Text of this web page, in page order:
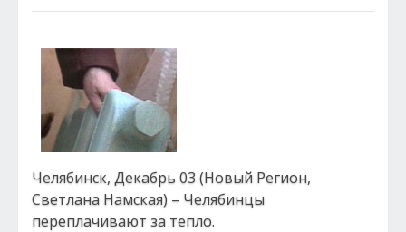
Челябинск, Декабрь 03 (Новый Регион,
Светлана Намская) – Челябинцы
переплачивают за тепло.